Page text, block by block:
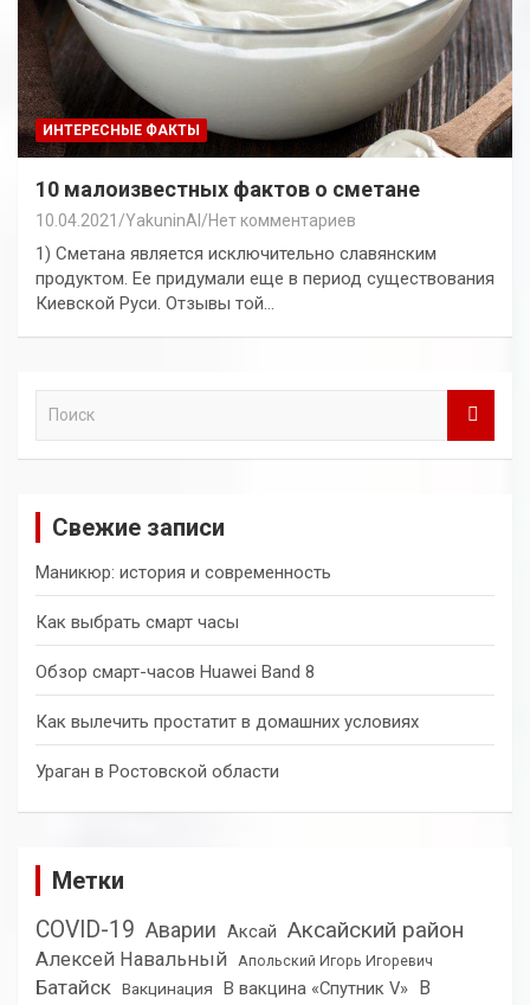
ИНТЕРЕСНЫЕ ФАКТЫ
10 малоизвестных фактов о сметане
10.04.2021 YakuninAI Нет комментариев
1) Сметана является исключительно славянским
продуктом. Ее придумали еще в период существования
Киевской Руси. Отзывы той…
Свежие записи
Маникюр: история и современность
Как выбрать смарт часы
Обзор смарт-часов Huawei Band 8
Как вылечить простатит в домашних условиях
Ураган в Ростовской области
Метки
COVID-19 Аварии Аксай Аксайский район
Алексей Навальный Апольский Игорь Игоревич
Батайск Вакцинация В вакцина «Спутник V» В